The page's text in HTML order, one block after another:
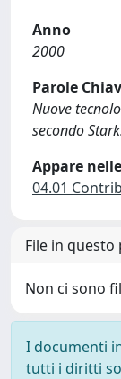
Anno
2000
Parole
Nuove
secondo
Appare
04.01
File in
Non ci sono
I documenti
tutti i diritti